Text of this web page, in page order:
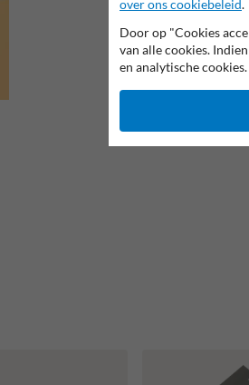
over ons cookiebeleid.
Door op "Cookies
van alle cookies.
en analytische cookies.